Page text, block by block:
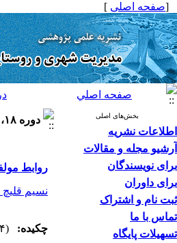
[صفحه اصلی ]
صفحه اصلي
بخش‌های اصلی
اطلاعات نشریه
آرشیو مجله و مقالات
برای نویسندگان
برای داوران
ثبت نام و اشتراک
تماس با ما
تسهیلات پایگاه
دوره ۱۸، شماره ۵۴ - ( ۳-۱۳۹۸ )
روابط
نسیم قلیچ
چکیده:
(۹۷۴ مشاهده)